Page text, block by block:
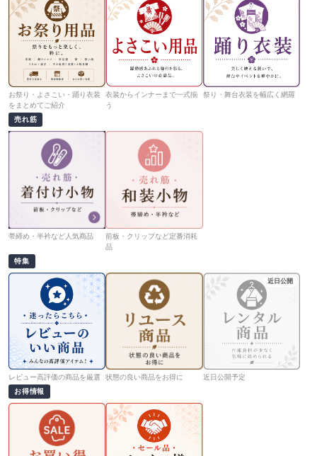
お祭り・よさこい・踊り衣装
をまとめてご紹介
衣装からインナーまで一式揃
う
祭り・舞台衣装を幅広く網羅
売れ筋
帯締め・半衿など人気商品
前板・クリップなど定番消耗
品
特集
レビュー高評価の商品を厳選 状態の良い商品をお得に
近日公開
近日公開予定
お得情報